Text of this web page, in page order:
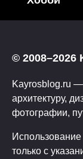
© 2008–2026
Kayrosblog.ru —
архитектуру,
фотографии,
только с